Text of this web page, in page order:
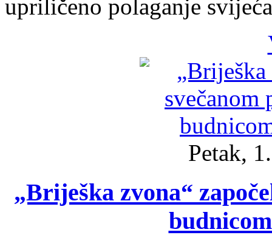
upriličeno polaganje
Petak,
„Briješka zvona“